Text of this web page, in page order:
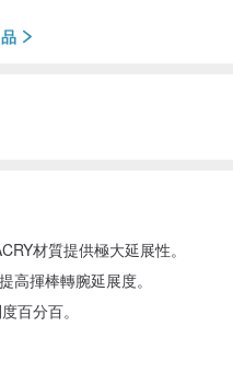
材質提供極大延展性。
高揮棒轉腕延展度。
百分百。